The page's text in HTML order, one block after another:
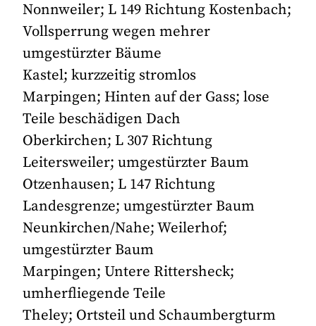
Nonnweiler; L 149 Richtung Kostenbach;
Vollsperrung wegen mehrer
umgestürzter Bäume
Kastel; kurzzeitig stromlos
Marpingen; Hinten auf der Gass; lose
Teile beschädigen Dach
Oberkirchen; L 307 Richtung
Leitersweiler; umgestürzter Baum
Otzenhausen; L 147 Richtung
Landesgrenze; umgestürzter Baum
Neunkirchen/Nahe; Weilerhof;
umgestürzter Baum
Marpingen; Untere Rittersheck;
umherfliegende Teile
Theley; Ortsteil und Schaumbergturm